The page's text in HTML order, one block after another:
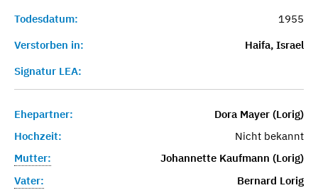
Todesdatum:
1955
Verstorben in:
Haifa, Israel
Signatur LEA:
Ehepartner:
Dora Mayer (Lorig)
Hochzeit:
Nicht bekannt
Mutter:
Johannette Kaufmann (Lorig)
Vater:
Bernard Lorig